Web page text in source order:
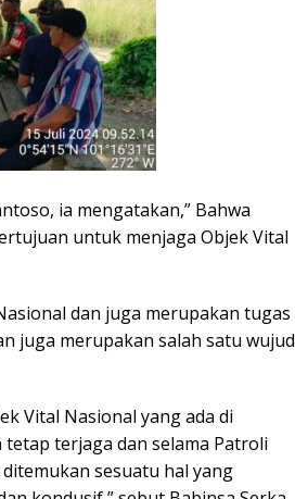
ia mengatakan,” Bahwa
untuk menjaga Objek Vital
dan juga merupakan tugas
juga merupakan salah satu wujud
Vital Nasional yang ada di
tetap terjaga dan selama Patroli
sesuatu hal yang